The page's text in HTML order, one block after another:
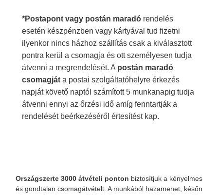
*Postapont vagy postán maradórendelés
esetén készpénzben vagy kártyával tud fizetni
ilyenkor nincs házhoz szállítás csak a kiválasztott
pontra kerül a csomagja és ott személyesen tudja
átvenni a megrendelését. A postán maradó
csomagjáta postai szolgáltatóhelyre érkezés
napját követő naptól számított 5 munkanapig tudja
átvenni ennyi az őrzési idő amíg fenntartják a
rendelését beérkezéséről értesítést kap.
Országszerte 3000 átvételi ponton biztosítjuk a kényelmes
és gondtalan csomagátvételt. A munkából hazamenet, későn